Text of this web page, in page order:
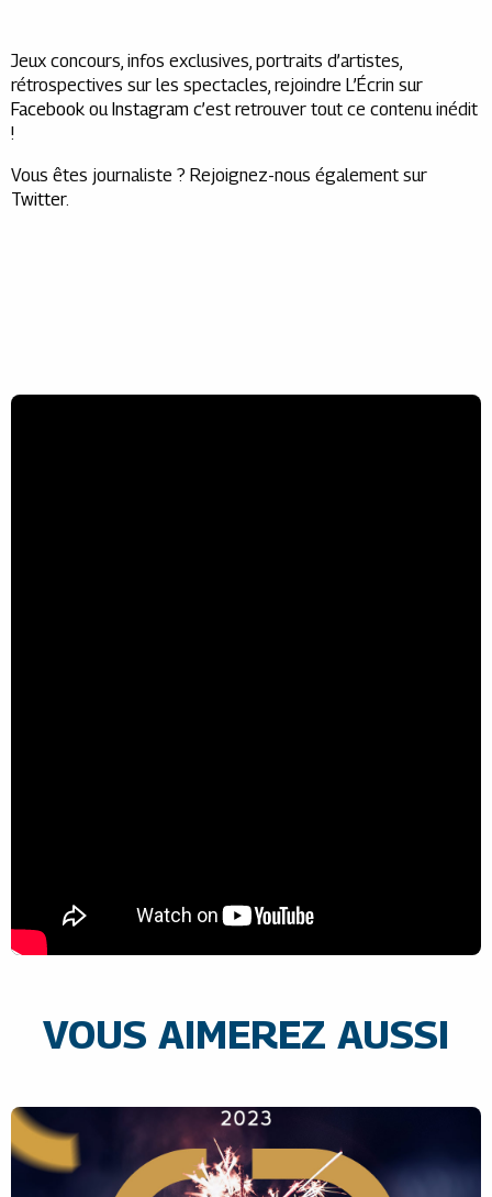
Jeux concours, infos exclusives, portraits d’artistes,
rétrospectives sur les spectacles, rejoindre L’Écrin sur
Facebook ouInstagram c’est retrouver tout ce contenu inédit
!
Vous êtes journaliste ? Rejoignez-nous également sur
Twitter.
VOUS AIMEREZ AUSSI